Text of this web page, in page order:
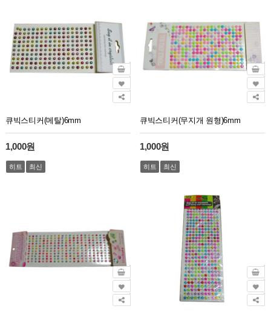
큐빅스티커(메탈)6mm
1,000원
히트 최신
큐빅스티커(무지개 원형)6mm
1,000원
히트 최신